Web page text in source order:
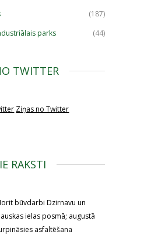
(187)
parks
(44)
TWITTER
Ziņas no Twitter
RAKSTI
būvdarbi Dzirnavu un
ielas posmā; augustā
asfaltēšana